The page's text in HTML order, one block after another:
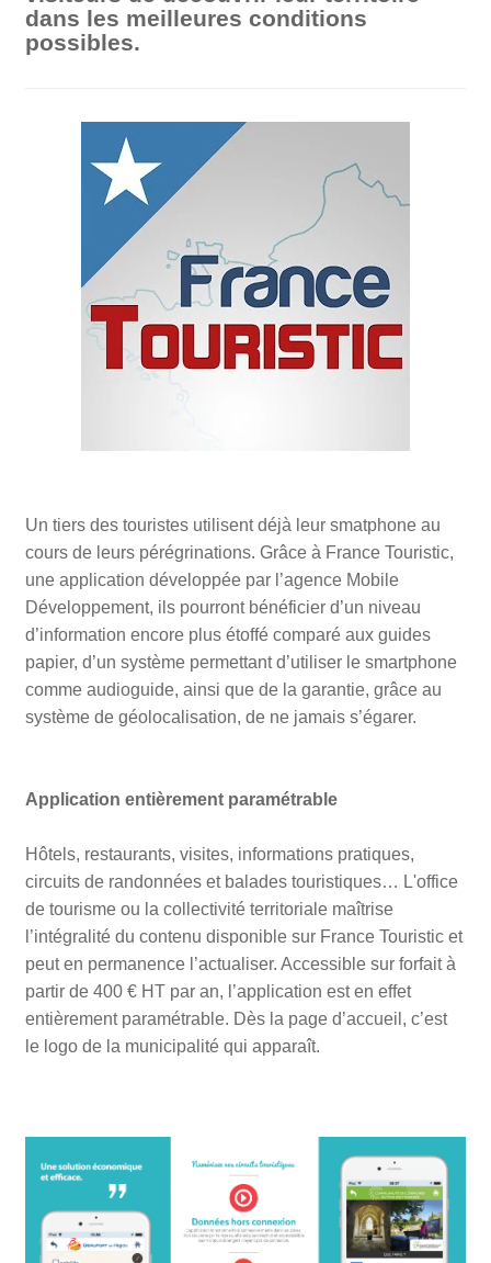
dans les meilleures conditions
possibles.
Un tiers des touristes utilisent déjà leur smatphone au
cours de leurs pérégrinations. Grâce à France Touristic,
une application développée par l’agence Mobile
Développement, ils pourront bénéficier d’un niveau
d’information encore plus étoffé comparé aux guides
papier, d’un système permettant d’utiliser le smartphone
comme audioguide, ainsi que de la garantie, grâce au
système de géolocalisation, de ne jamais s’égarer.
Application entièrement paramétrable
Hôtels, restaurants, visites, informations pratiques,
circuits de randonnées et balades touristiques… L'office
de tourisme ou la collectivité territoriale maîtrise
l’intégralité du contenu disponible sur France Touristic et
peut en permanence l’actualiser. Accessible sur forfait à
partir de 400 € HT par an, l’application est en effet
entièrement paramétrable. Dès la page d’accueil, c’est
le logo de la municipalité qui apparaît.